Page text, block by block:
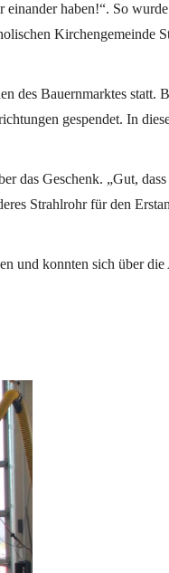
haben!“. So
Kirchengemeinde
des Bauernmarktes statt.
gespendet. In
das Geschenk. „Gut,
Strahlrohr für den
und konnten sich über